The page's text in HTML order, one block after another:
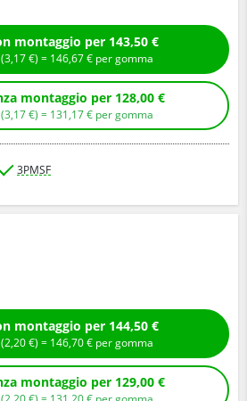
Compra con montaggio per 143,50 €
+ Ecotassa: (3,17€ ) = 146,67€ per gomma
Compra senza montaggio per 128,00 €
+ Ecotassa: (3,17€ ) = 131,17€ per gomma
3PMSF
Compra con montaggio per 144,50 €
+ Ecotassa: (2,20€ ) = 146,70€ per gomma
Compra senza montaggio per 129,00 €